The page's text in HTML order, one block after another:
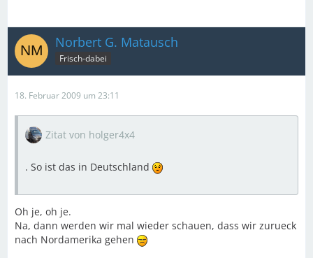
Norbert G. Matausch
Frisch-dabei
18. Februar 2009 um 23:11
Zitat von holger4x4
. So ist das in Deutschland
Oh je, oh je.
Na, dann werden wir mal wieder schauen, dass wir zurueck
nach Nordamerika gehen